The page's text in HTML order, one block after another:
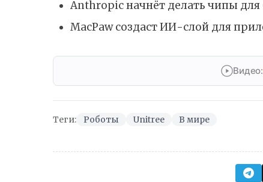
Anthropic начнёт делать чипы для
MacPaw создаст ИИ-слой для
Видео:
Теги: Роботы Unitree В мире